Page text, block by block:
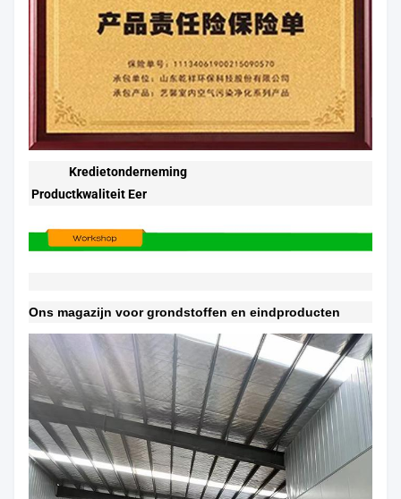
Kredietonderneming
Productkwaliteit Eer
Ons magazijn voor grondstoffen en eindproducten